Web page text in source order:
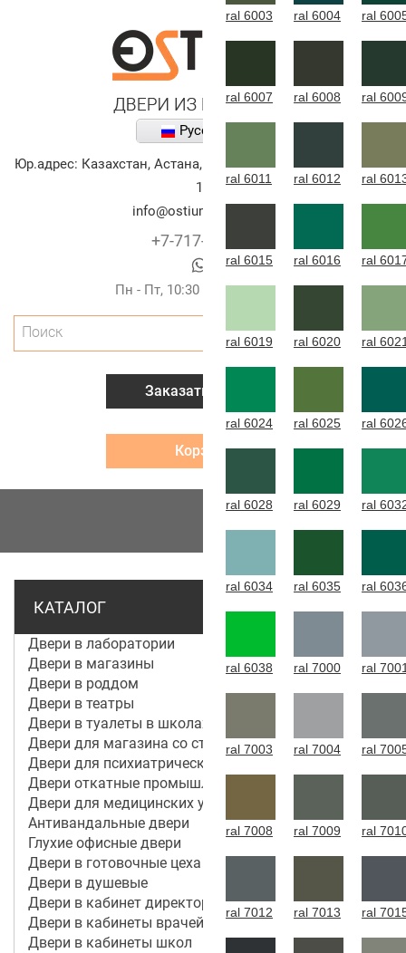
Русский
Юр.адрес: Казахстан, Астана,
улица Алихана Бокейханова,
10
info@ostium-doors.kz
+7-717-269-6131
Пн - Пт, 10:30 - 20:00 (г.Астана)
Поиск
Заказать звонок
Корзина
КАТАЛОГ
Двери в лаборатории
Двери в магазины
Двери в роддом
Двери в театры
Двери в туалеты в школах
Двери для магазина со стеклом
Двери для психиатрической больницы
Двери откатные промышленные
Двери для медицинских учреждений и больниц
Антивандальные двери
Глухие офисные двери
Двери в готовочные цеха
Двери в душевые
Двери в кабинет директора, руководителя
Двери в кабинеты врачей
Двери в кабинеты школ
ral 6003 ral 6004 ral
ral 6007 ral 6008 ral
ral 6011 ral 6012 ral
ral 6015 ral 6016 ral
ral 6019 ral 6020 ral
ral 6024 ral 6025 ral
ral 6028 ral 6029 ral
ral 6034 ral 6035 ral
ral 6038 ral 7000 ral
ral 7003 ral 7004 ral
ral 7008 ral 7009 ral
ral 7012 ral 7013 ral